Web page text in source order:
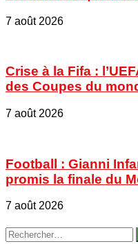
7 août 2026
Crise à la Fifa :
des Coupes du
7 août 2026
Football : Gianni
promis la finale du
7 août 2026
Rechercher :